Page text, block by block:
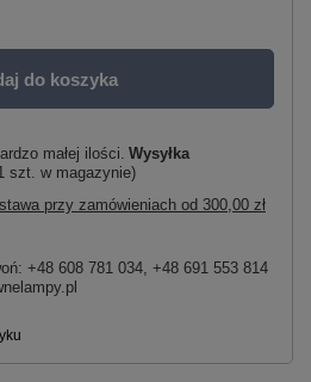
do koszyka
małej ilości Wysyłka
szt. w magazynie)
przy zamówieniach od 300,00 zł
+48 608 781 034, +48 691 553 814